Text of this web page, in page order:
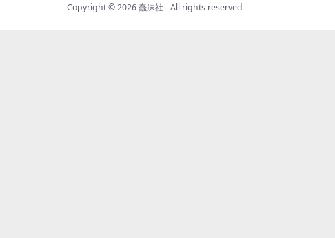
Copyright © 2026蠢沫社 - All rights reserved